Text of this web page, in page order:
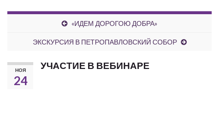
«ИДЕМ ДОРОГОЮ ДОБРА»
ЭКСКУРСИЯ В ПЕТРОПАВЛОВСКИЙ СОБОР
НОЯ
24
УЧАСТИЕ В ВЕБИНАРЕ